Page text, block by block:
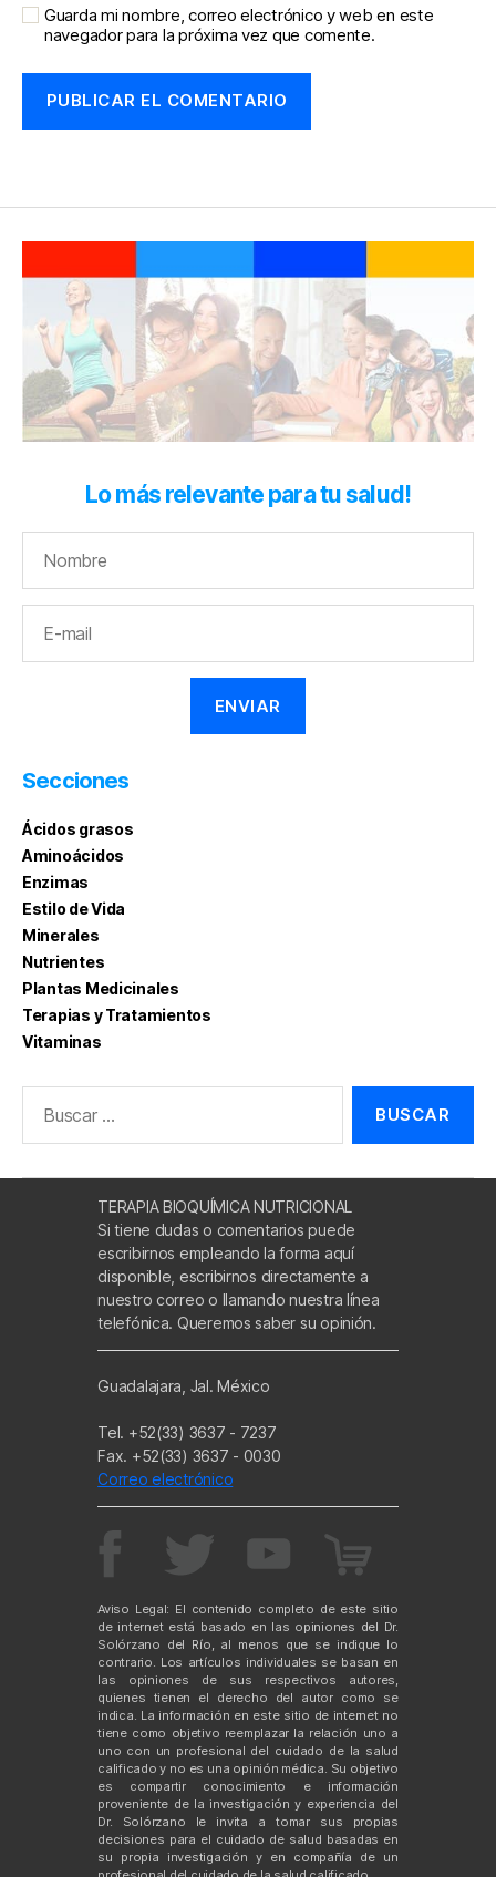
Guarda mi nombre, correo electrónico y web en este
navegador para la próxima vez que comente.
Lo más relevante para tu salud!
Secciones
Ácidos grasos
Aminoácidos
Enzimas
Estilo de Vida
Minerales
Nutrientes
Plantas Medicinales
Terapias y Tratamientos
Vitaminas
TERAPIA BIOQUÍMICA NUTRICIONAL
Si tiene dudas o comentarios puede
escribirnos empleando la forma aquí
disponible, escribirnos directamente a
nuestro correo o llamando nuestra línea
telefónica. Queremos saber su opinión.
Guadalajara, Jal. México
Tel. +52(33) 3637 - 7237
Fax. +52(33) 3637 - 0030
Correo electrónico
Aviso Legal: El contenido completo de este sitio
de internet está basado en las opiniones del Dr.
Solórzano del Río, al menos que se indique lo
contrario. Los artículos individuales se basan en
las opiniones de sus respectivos autores,
quienes tienen el derecho del autor como se
indica. La información en este sitio de internet no
tiene como objetivo reemplazar la relación uno a
uno con un profesional del cuidado de la salud
calificado y no es una opinión médica. Su objetivo
es compartir conocimiento e información
proveniente de la investigación y experiencia del
Dr. Solórzano le invita a tomar sus propias
decisiones para el cuidado de salud basadas en
su propia investigación y en compañía de un